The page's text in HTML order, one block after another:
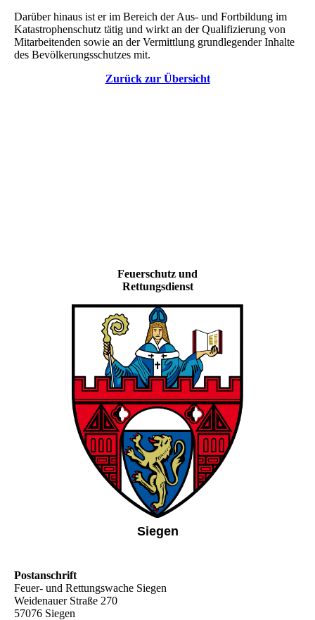
Darüber hinaus ist er im Bereich der Aus- und Fortbildung im
Katastrophenschutz tätig und wirkt an der Qualifizierung von
Mitarbeitenden sowie an der Vermittlung grundlegender Inhalte
des Bevölkerungsschutzes mit.
Zurück zur Übersicht
Feuerschutz und
Rettungsdienst
Siegen
Postanschrift
Feuer- und Rettungswache Siegen
Weidenauer Straße 270
57076 Siegen